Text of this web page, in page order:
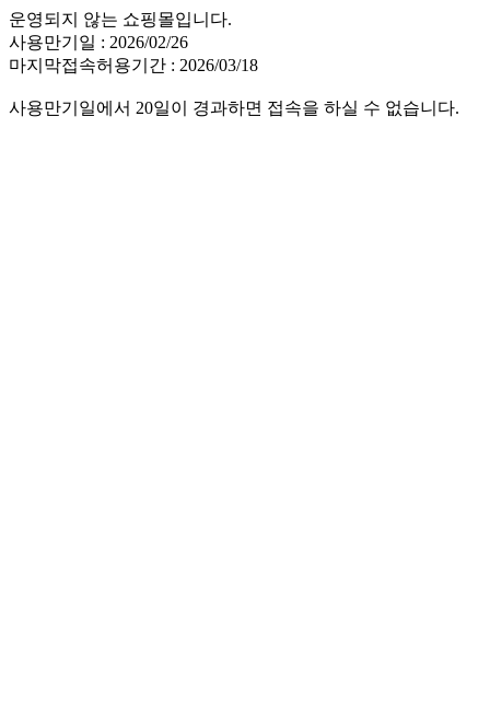
운영되지 않는 쇼핑몰입니다.
사용만기일 : 2026/02/26
마지막접속허용기간 : 2026/03/18
사용만기일에서 20일이 경과하면 접속을 하실 수 없습니다.